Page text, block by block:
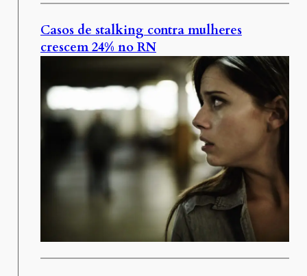
Casos de stalking contra mulheres
crescem 24% no RN